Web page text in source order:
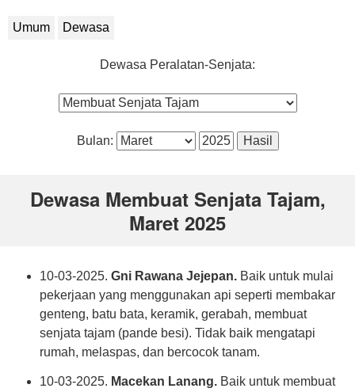
Umum Dewasa
Dewasa Peralatan-Senjata:
Bulan:
Dewasa Membuat Senjata Tajam,
Maret 2025
10-03-2025. Gni Rawana Jejepan. Baik untuk mulai
pekerjaan yang menggunakan api seperti membakar
genteng, batu bata, keramik, gerabah, membuat
senjata tajam (pande besi). Tidak baik mengatapi
rumah, melaspas, dan bercocok tanam.
10-03-2025. Macekan Lanang. Baik untuk membuat